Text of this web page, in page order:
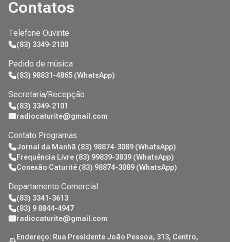
Contatos
Telefone Ouvinte
(83) 3349-2100
Pedido de música
(83) 98831-4865 (WhatsApp)
Secretaria/Recepção
(83) 3349-2101
radiocaturite@gmail.com
Contato Programas
Jornal da Manhã (83) 98874-3089 (WhatsApp)
Frequência Livre (83) 99839-3839 (WhatsApp)
Conexão Caturité (83) 98874-3089 (WhatsApp)
Departamento Comercial
(83) 3341-3613
(83) 9 8844-4947
radiocaturite@gmail.com
Endereço: Rua Presidente João Pessoa, 313, Centro,